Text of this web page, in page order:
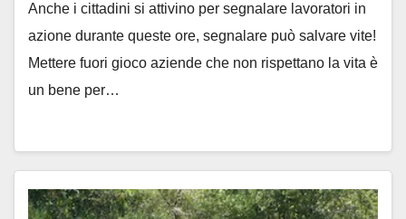
Anche i cittadini si attivino per segnalare lavoratori in
azione durante queste ore, segnalare può salvare vite!
Mettere fuori gioco aziende che non rispettano la vita è
un bene per…